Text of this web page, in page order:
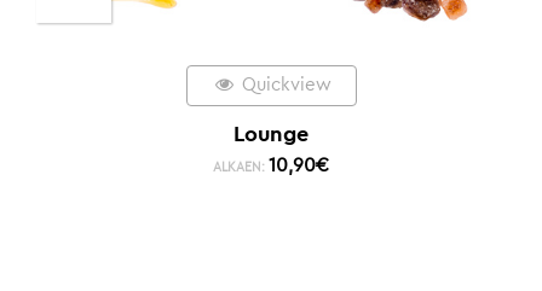
Quickview
Lounge
ALKAEN: 10,90€